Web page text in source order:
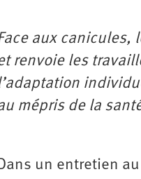
aux canicules,
renvoie les
mépris de la
un entretien